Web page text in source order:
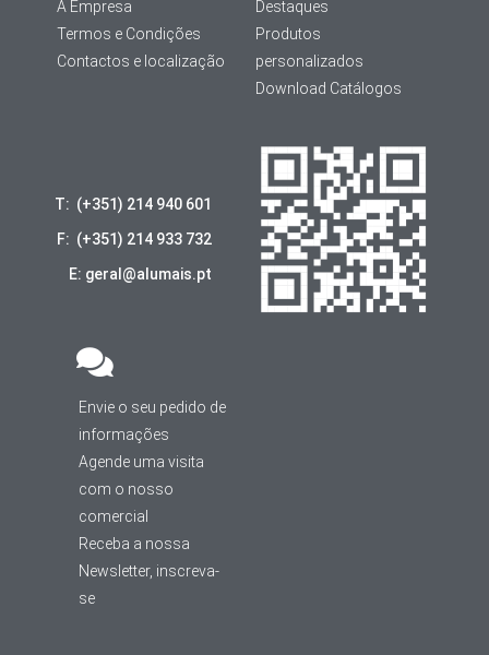
A Empresa
Termos e Condições
Contactos e localização
Destaques
Produtos
personalizados
Download Catálogos
T: (+351) 214 940 601
F: (+351) 214 933 732
E: geral@alumais.pt
Envie o seu pedido de
informações
Agende uma visita
com o nosso
comercial
Receba a nossa
Newsletter, inscreva-
se